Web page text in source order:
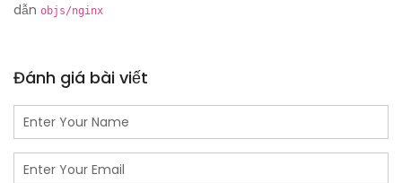
dẫn objs/nginx
Đánh giá bài viết